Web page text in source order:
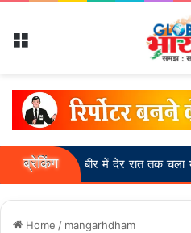
Menu
ब्रेकिंग
खीरीबीर में देर रात तक चला भंडारा!
Home / mangarhdham